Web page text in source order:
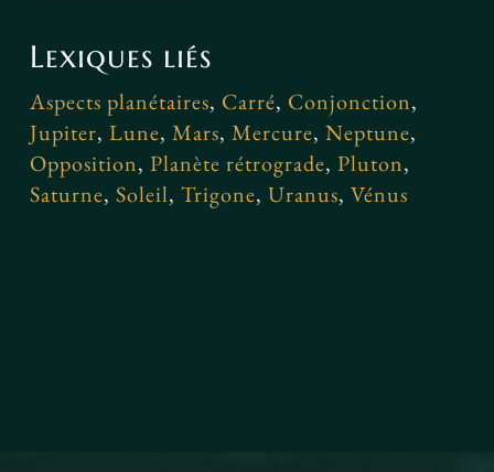
Lexiques liés
Aspects planétaires, Carré, Conjonction,
Jupiter,Lune,Mars,Mercure,Neptune,
Opposition,Planète rétrograde,Pluton,
Saturne,Soleil,Trigone,Uranus,Vénus